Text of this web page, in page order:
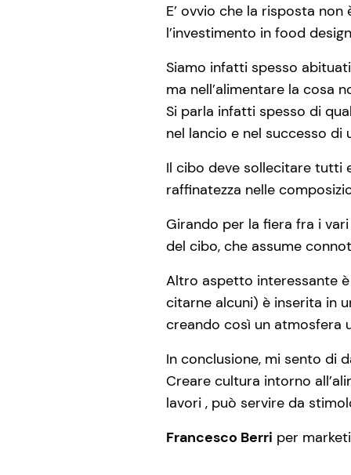
E’ ovvio che la risposta
l’investimento in food
Siamo infatti spesso
ma nell’alimentare la cosa
Si parla infatti spesso di
nel lancio e nel successo di
Il cibo deve sollecitare tutti
raffinatezza nelle
Girando per la fiera fra i
del cibo, che assume
Altro aspetto interessante
citarne alcuni) è inserita in
creando così un atmosfera
In conclusione, mi sento di
Creare cultura intorno
lavori , può servire da
Francesco Berri per